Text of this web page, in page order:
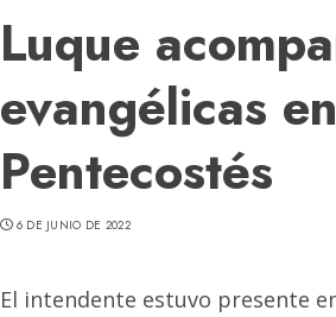
Luque
evangélicas
Pentecostés
6 DE JUNIO DE 2022
El intendente estuvo presente